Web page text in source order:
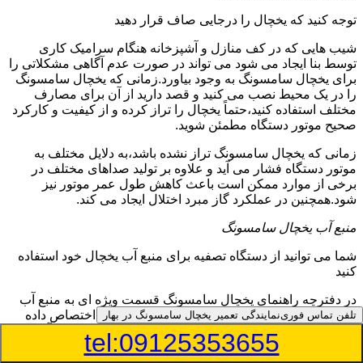
توجه کنید که یخچال را درجایی صاف قرار دهید
شیب هایی که در کف منازل و آشپزخانه هنگام سرامیک کاری
توسط بنا ایجاد می شود می تواند در صورت عدم آگاهی مشکلاتی را
برای یخچال سامسونگ به وجود بیاورد.زمانی که یخچال سامسونگ
را در یک محیط نصب می کنید و قصد دارید از آن برای مصارف
مختلف استفاده کنید،حتماً یخچال را تراز کرده و از کیفیت و کارکرد
صحیح موتور دستگاه مطمئن شوید.
زمانی که یخچال سامسونگ تراز نشده باشد،به دلایل مختلف به
موتور دستگاه فشار می آید و علاوه بر تولید صداهای مختلف در
برخی از موارد ممکن است باعث کاهش طول عمر موتور نیز
شود.همچنین در عملکرد گاز مبرد اختلال ایجاد می کند.
منبع آب یخچال سامسونگ
شما می توانید از دستگاه تصفیه برای منبع آب یخچال خود استفاده
کنید
در دفترچه راهنمای یخچال سامسونگ قسمت ویژه ای به منبع آب
آن و راهنمایی لازم در زمینه نصب و استفاده از آن اختصاص داده
شده است.برخی از مدل های یخچال سامسونگ دارای منبع آبریز
بوده و آبی خنک را به شما تحویل می دهند.برخی دیگر نیز آب را به
تلفن تماس فورینمایندگی تعمیر یخچال سامسونگ در بهار
tel:09125353655